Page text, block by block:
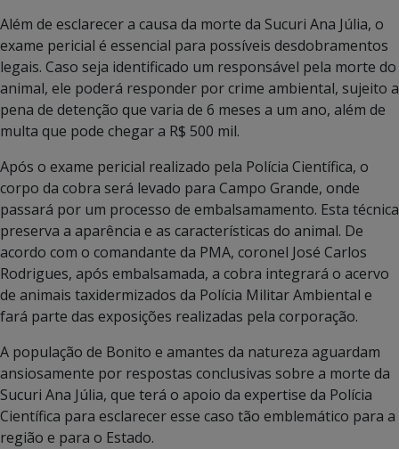
Além de esclarecer a causa da morte da Sucuri Ana Júlia, o
exame pericial é essencial para possíveis desdobramentos
legais. Caso seja identificado um responsável pela morte do
animal, ele poderá responder por crime ambiental, sujeito a
pena de detenção que varia de 6 meses a um ano, além de
multa que pode chegar a R$ 500 mil.
Após o exame pericial realizado pela Polícia Científica, o
corpo da cobra será levado para Campo Grande, onde
passará por um processo de embalsamamento. Esta técnica
preserva a aparência e as características do animal. De
acordo com o comandante da PMA, coronel José Carlos
Rodrigues, após embalsamada, a cobra integrará o acervo
de animais taxidermizados da Polícia Militar Ambiental e
fará parte das exposições realizadas pela corporação.
A população de Bonito e amantes da natureza aguardam
ansiosamente por respostas conclusivas sobre a morte da
Sucuri Ana Júlia, que terá o apoio da expertise da Polícia
Científica para esclarecer esse caso tão emblemático para a
região e para o Estado.